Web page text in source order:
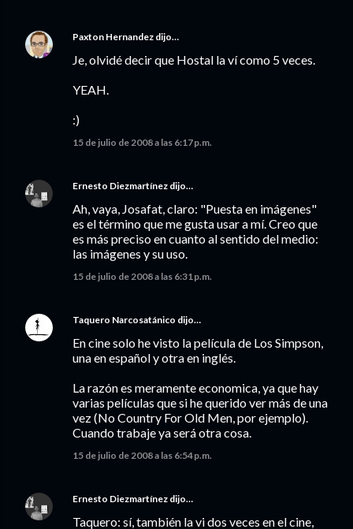
Paxton Hernandez dijo…
Je, olvidé decir que Hostal la ví como 5 veces.
YEAH.
:)
15 de julio de 2008 a las 6:17 p.m.
Ernesto Diezmartínez dijo…
Ah, vaya, Josafat, claro: "Puesta en imágenes"
es el término que me gusta usar a mí. Creo que
es más preciso en cuanto al sentido del medio:
las imágenes y su uso.
15 de julio de 2008 a las 6:31 p.m.
Taquero Narcosatánico dijo…
En cine solo he visto la película de Los Simpson,
una en español y otra en inglés.
La razón es meramente economica, ya que hay
varias películas que si he querido ver más de una
vez (No Country For Old Men, por ejemplo).
Cuando trabaje ya será otra cosa.
15 de julio de 2008 a las 6:54 p.m.
Ernesto Diezmartínez dijo…
Taquero: sí, también la vi dos veces en el cine,